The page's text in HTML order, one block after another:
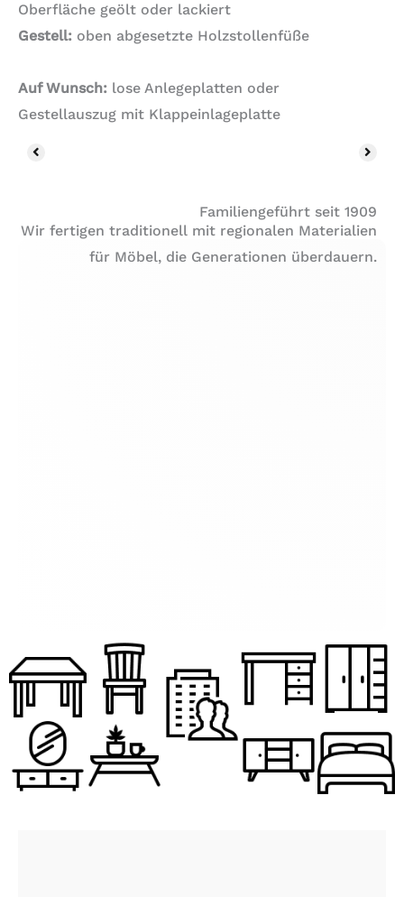
Oberfläche geölt oder lackiert
Gestell: oben abgesetzte Holzstollenfüße
Auf Wunsch: lose Anlegeplatten oder
Gestellauszug mit Klappeinlageplatte
Familiengeführt seit 1909
Wir fertigen traditionell mit regionalen Materialien
für Möbel, die Generationen überdauern.